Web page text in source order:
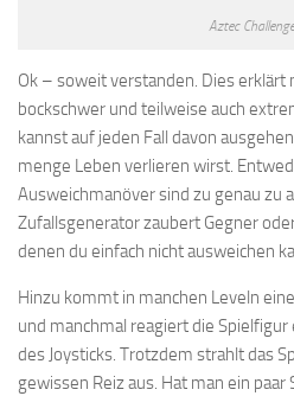
Aztec
Ok – soweit verstanden. Dies erklärt
bockschwer und teilweise auch
kannst auf jeden Fall davon
menge Leben verlieren wirst.
Ausweichmanöver sind zu genau zu
Zufallsgenerator zaubert Gegner
denen du einfach nicht ausweichen
Hinzu kommt in manchen Leveln
und manchmal reagiert die Spielfigur
des Joysticks. Trotzdem strahlt das
gewissen Reiz aus. Hat man ein